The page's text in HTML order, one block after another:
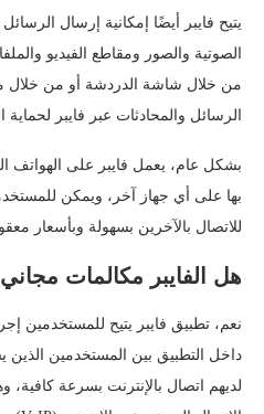
يتيح فايبر أيضًا إمكانية إرسال
الصوتية والصور ومقاطع الفيديو
من خلال شاشة الدردشة أو من خلال
الرسائل والمحادثات عبر فايبر
بشكل عام، يعمل فايبر على الهواتف
بها على أي جهاز آخر، ويمكن
للاتصال بالآخرين بسهولة وبأسعار
هل الفايبر مكالمات
نعم، تطبيق فايبر يتيح للمستخدمين
داخل التطبيق بين المستخدمين
لديهم اتصال بالإنترنت بسرعة كافية،